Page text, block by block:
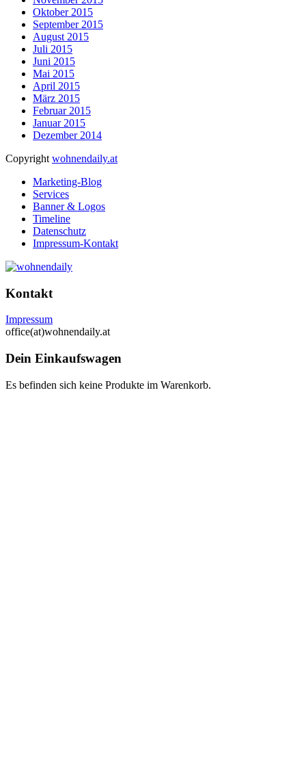
Oktober 2015
September 2015
August 2015
Juli 2015
Juni 2015
Mai 2015
April 2015
März 2015
Februar 2015
Januar 2015
Dezember 2014
Copyright wohnendaily.at
Marketing-Blog
Services
Banner & Logos
Timeline
Datenschutz
Impressum-Kontakt
Kontakt
Impressum
office(at)wohnendaily.at
Dein Einkaufswagen
Es befinden sich keine Produkte im Warenkorb.